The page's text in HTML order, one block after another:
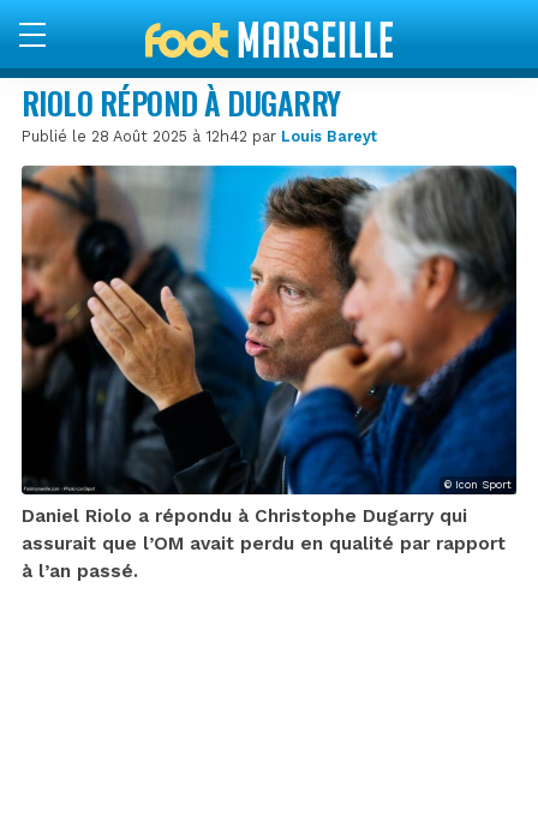
RIOLO RÉPOND À DUGARRY
Publié le 28 Août 2025 à 12h42 par Louis Bareyt
© Icon Sport
Daniel Riolo a répondu à Christophe Dugarry qui
assurait que l’OM avait perdu en qualité par rapport
à l’an passé.